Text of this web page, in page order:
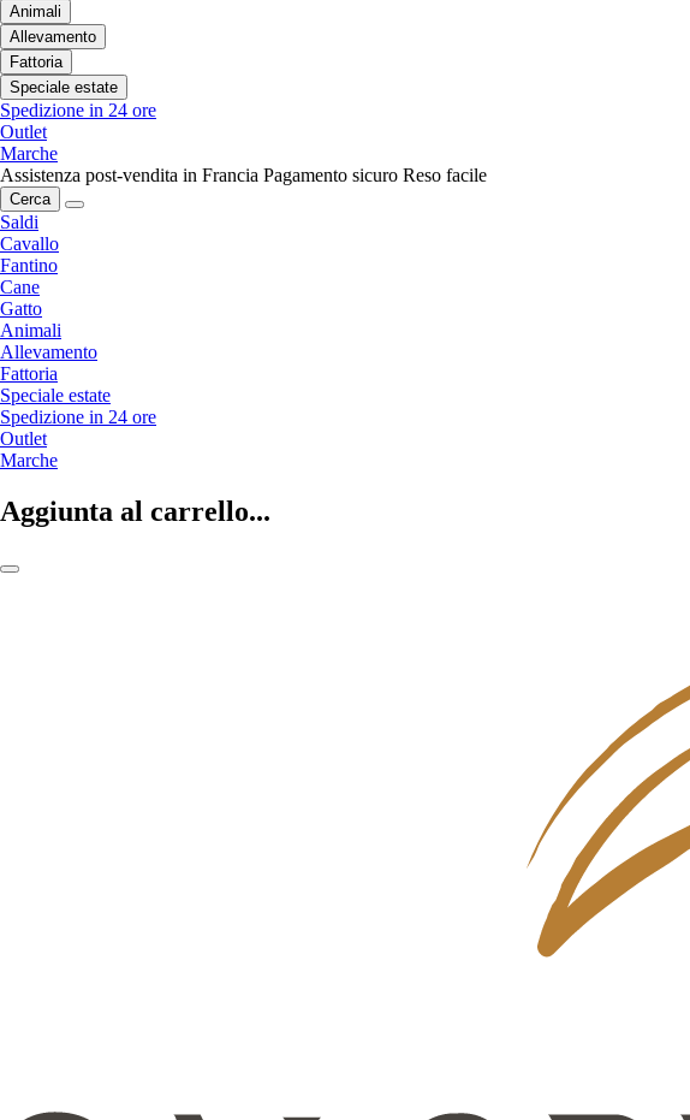
Animali
Allevamento
Fattoria
Speciale estate
Spedizione in 24 ore
Outlet
Marche
Assistenza post-vendita in Francia Pagamento sicuro Reso facile
Cerca
Saldi
Cavallo
Fantino
Cane
Gatto
Animali
Allevamento
Fattoria
Speciale estate
Spedizione in 24 ore
Outlet
Marche
Aggiunta al carrello...